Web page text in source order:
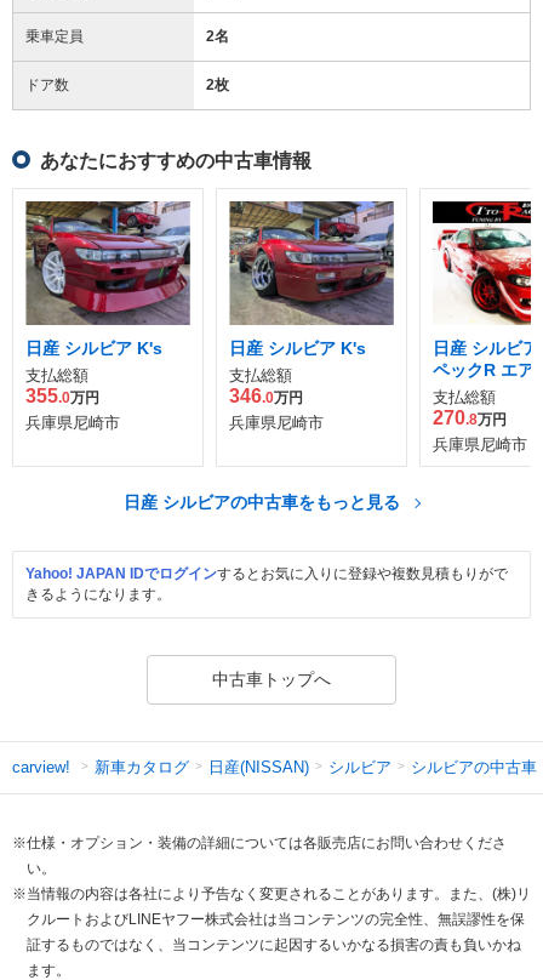
乗車定員 2名
ドア数 2枚
あなたにおすすめの中古車情報
日産 シルビア K's
支払総額
355.0万円
兵庫県尼崎市
日産 シルビア K's
支払総額
346.0万円
兵庫県尼崎市
日産 シルビ
ペックR エア
支払総額
270.8万円
兵庫県尼崎市
日産 シルビアの中古車をもっと見る
Yahoo! JAPAN IDでログインするとお気に入りに登録や複数見積もりがで
きるようになります。
中古車トップへ
carview! 新車カタログ 日産(NISSAN) シルビア シルビアの中古車
※仕様・オプション・装備の詳細については各販売店にお問い合わせくださ
い。
※当情報の内容は各社により予告なく変更されることがあります。また、(株)リ
クルートおよびLINEヤフー株式会社は当コンテンツの完全性、無誤謬性を保
証するものではなく、当コンテンツに起因するいかなる損害の責も負いかね
ます。